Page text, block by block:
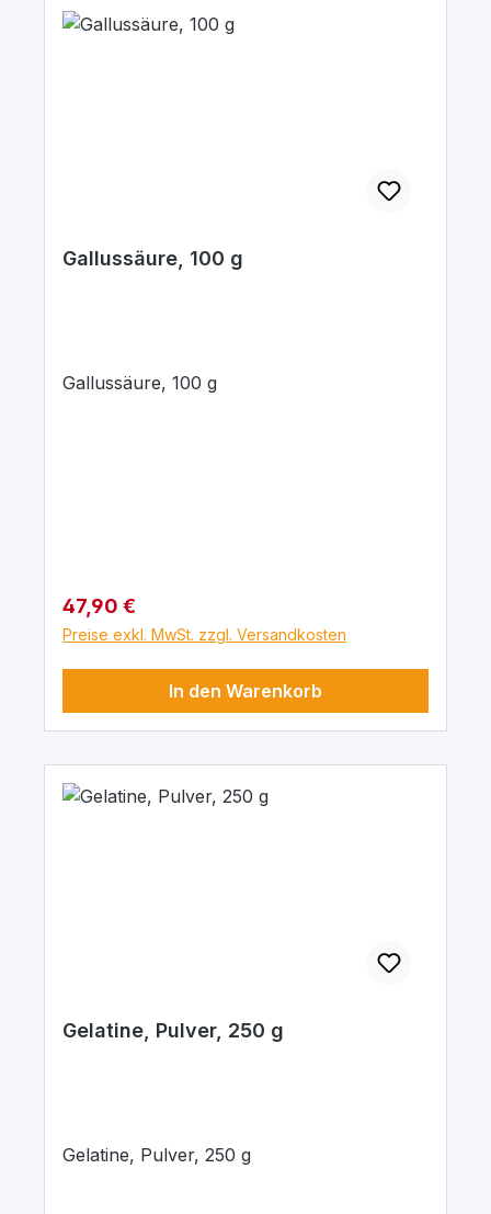
Gallussäure, 100 g
Gallussäure, 100 g
Regulärer Preis:
47,90 €
Preise exkl. MwSt. zzgl. Versandkosten
In den Warenkorb
Gelatine, Pulver, 250 g
Gelatine, Pulver, 250 g